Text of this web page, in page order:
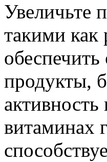
Увеличьте
такими
продукты,
витаминах